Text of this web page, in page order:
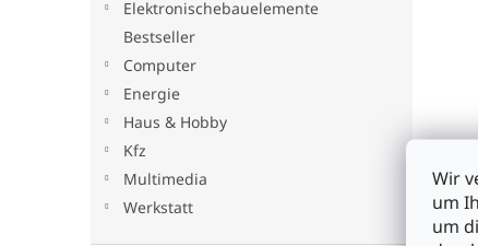
Wir
um
um
Elektronischebauelemente
Bestseller
Computer
Energie
Haus & Hobby
Kfz
Multimedia
Werkstatt